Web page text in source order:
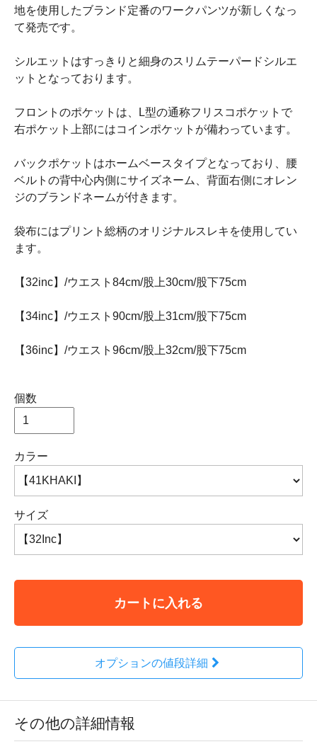
地を使用したブランド定番のワークパンツが新しくなっ
て発売です。
シルエットはすっきりと細身のスリムテーパードシルエ
ットとなっております。
フロントのポケットは、L型の通称フリスコポケットで
右ポケット上部にはコインポケットが備わっています。
バックポケットはホームベースタイプとなっており、腰
ベルトの背中心内側にサイズネーム、背面右側にオレン
ジのブランドネームが付きます。
袋布にはプリント総柄のオリジナルスレキを使用してい
ます。
【32inc】/ウエスト84cm/股上30cm/股下75cm
【34inc】/ウエスト90cm/股上31cm/股下75cm
【36inc】/ウエスト96cm/股上32cm/股下75cm
個数
カラー
サイズ
カートに入れる
オプションの値段詳細
その他の詳細情報